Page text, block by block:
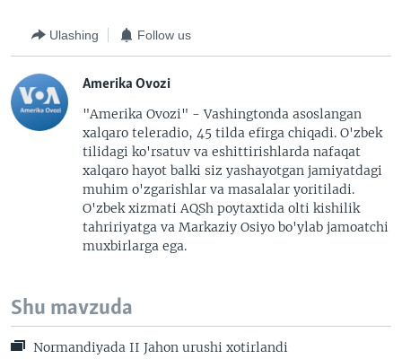
Ulashing Follow us
Amerika Ovozi
"Amerika Ovozi" - Vashingtonda asoslangan
xalqaro teleradio, 45 tilda efirga chiqadi. O'zbek
tilidagi ko'rsatuv va eshittirishlarda nafaqat
xalqaro hayot balki siz yashayotgan jamiyatdagi
muhim o'zgarishlar va masalalar yoritiladi.
O'zbek xizmati AQSh poytaxtida olti kishilik
tahririyatga va Markaziy Osiyo bo'ylab jamoatchi
muxbirlarga ega.
Shu mavzuda
Normandiyada II Jahon urushi xotirlandi